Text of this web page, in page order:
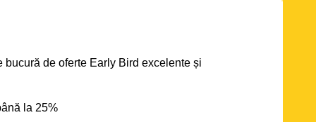
de oferte Early Bird excelente și
la 25%